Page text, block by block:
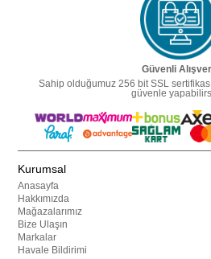
Güvenli
Sahip olduğumuz 256 bit SSL
güvenle
Kurumsal
Anasayfa
Hakkımızda
Mağazalarımız
Bize Ulaşın
Markalar
Havale Bildirimi